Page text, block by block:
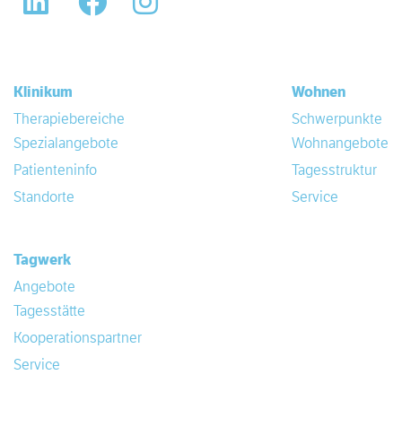
LinkedIn Facebook
Klinikum
Therapiebereiche
Spezialangebote
Patienteninfo
Standorte
Wohnen
Schwerpunkte
Wohnangebote
Tagesstruktur
Service
Tagwerk
Angebote
Tagesstätte
Kooperationspartner
Service